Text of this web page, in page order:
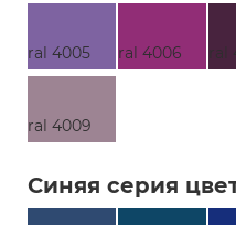
ral 4005 ral 4006 ral
ral 4009
Синяя серия